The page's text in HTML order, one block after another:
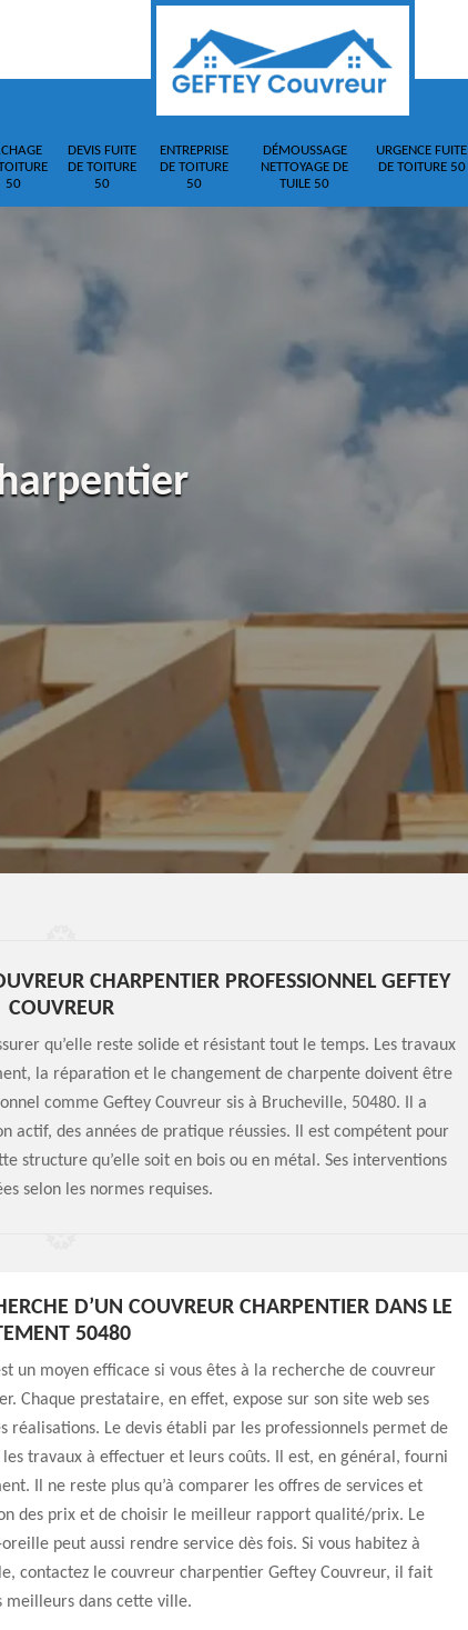
50
DEVIS FUITE
DE TOITURE
50
ENTREPRISE
DE TOITURE
50
DÉMOUSSAGE
NETTOYAGE DE
TUILE 50
URGENCE FUITE
DE TOITURE 50
CHARPENTIER PROFESSIONNEL GEFTEY
COUVREUR
qu’elle reste solide et résistant tout le temps. Les travaux
la réparation et le changement de charpente doivent être
comme Geftey Couvreur sis à Brucheville, 50480. Il a
actif, des années de pratique réussies. Il est compétent pour
structure qu’elle soit en bois ou en métal. Ses interventions
selon les normes requises.
D’UN COUVREUR CHARPENTIER DANS LE
50480
un moyen efficace si vous êtes à la recherche de couvreur
Chaque prestataire, en effet, expose sur son site web ses
réalisations. Le devis établi par les professionnels permet de
travaux à effectuer et leurs coûts. Il est, en général, fourni
Il ne reste plus qu’à comparer les offres de services et
des prix et de choisir le meilleur rapport qualité/prix. Le
peut aussi rendre service dès fois. Si vous habitez à
contactez le couvreur charpentier Geftey Couvreur, il fait
meilleurs dans cette ville.